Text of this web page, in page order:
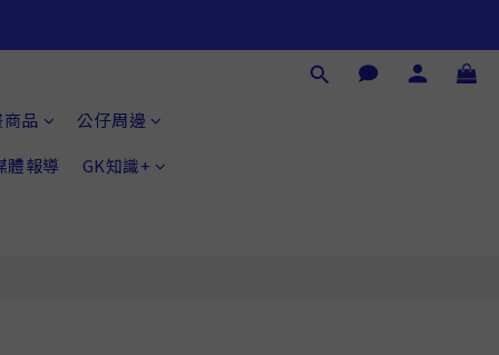
品
公仔周邊
體報導
GK知識+
立即購買